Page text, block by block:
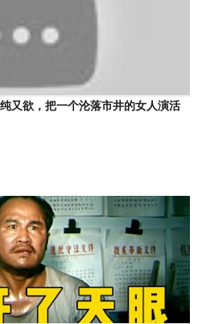
又欲，把一个沦落市井的女人演活